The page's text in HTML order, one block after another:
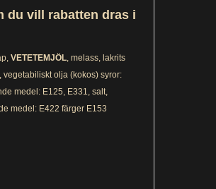
du vill rabatten dras i
VETETEMJÖL, melass, lakrits
vegetabiliskt olja (kokos) syror:
medel: E125, E331, salt,
medel: E422 färger E153